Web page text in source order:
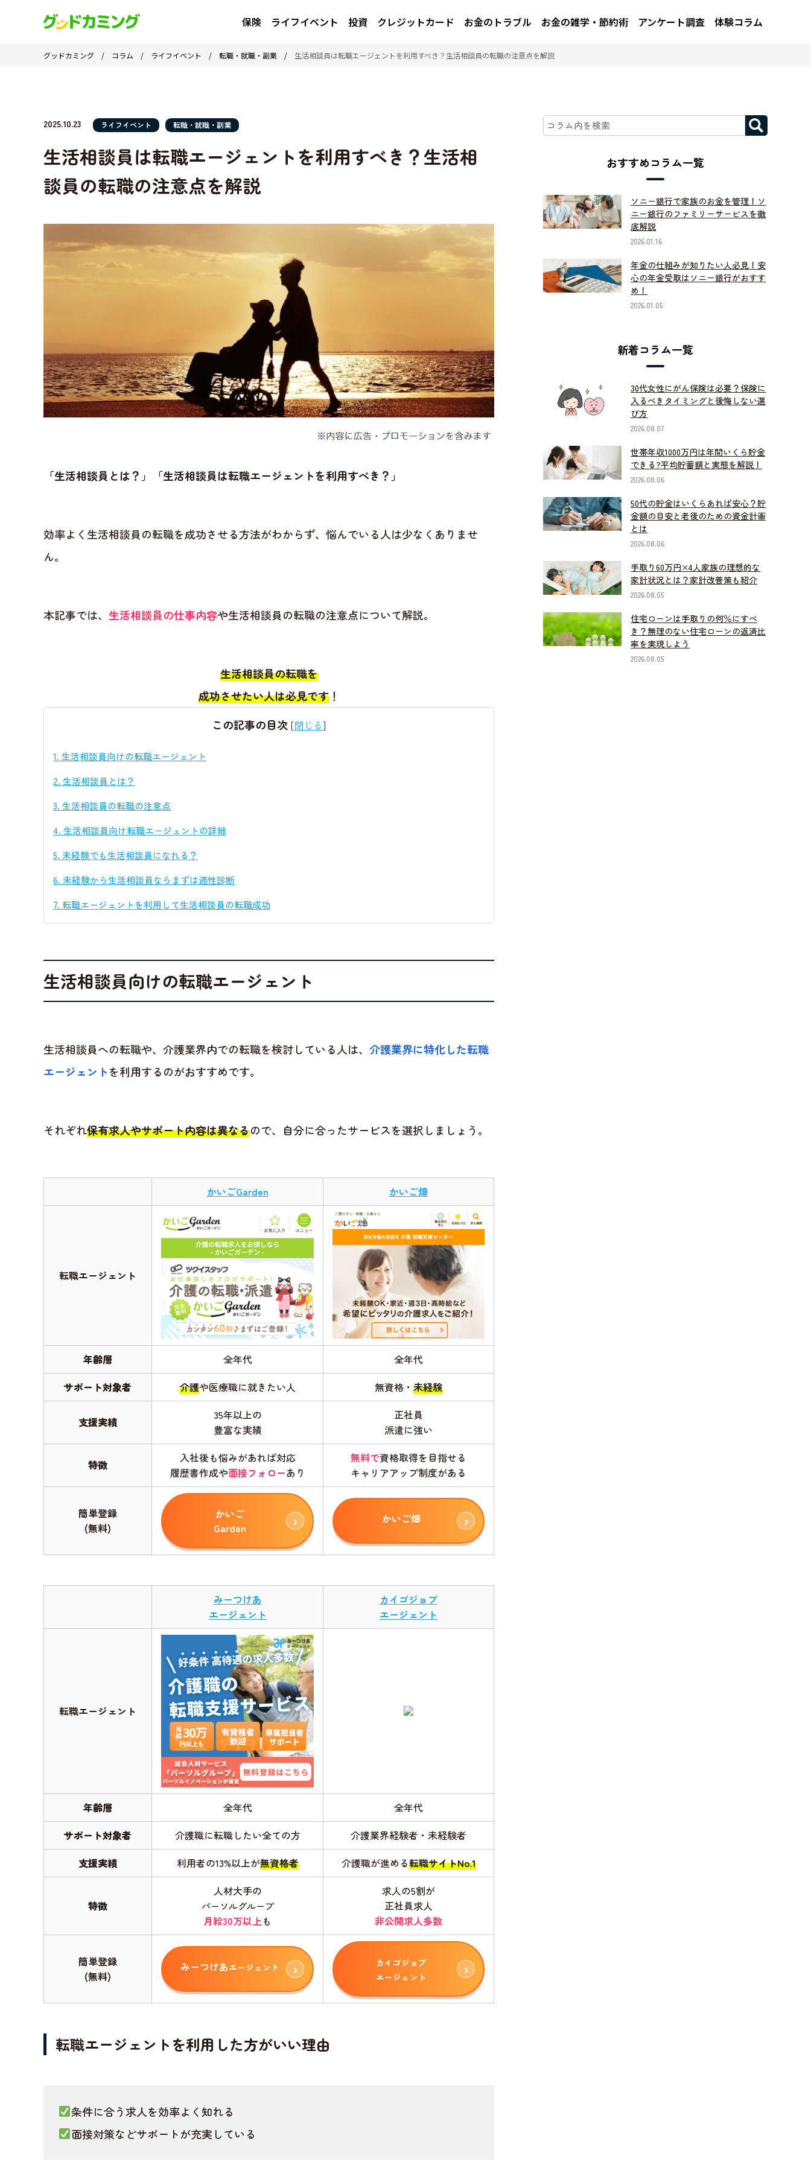
保険 ライフイベント 投資 クレジットカード お金のトラブル お金の雑学・節約術 アンケート調査 体験コラム
グッドカミング / コラム / ライフイベント / 転職・就職・副業 / 生活相談員は転職エージェントを利用すべき？生活相談員の転職の注意点を解説
2025.10.23 ライフイベント 転職・就職・副業
生活相談員は転職エージェントを利用すべき？生活相
談員の転職の注意点を解説
「生活相談員とは？」「生活相談員は転職エージェントを利用すべき？」
効率よく生活相談員の転職を成功させる方法がわからず、悩んでいる人は少なくありませ
ん。
本記事では、 生活相談員の仕事内容や生活相談員の転職の注意点について解説。
生活相談員の転職を
成功させたい人は必見です！
この記事の目次 [閉じる ]
1. 生活相談員向けの転職エージェント
2. 生活相談員とは？
3. 生活相談員の転職の注意点
4. 生活相談員向け転職エージェントの詳細
5. 未経験でも生活相談員になれる？
6. 未経験から生活相談員ならまずは適性診断
7. 転職エージェントを利用して生活相談員の転職成功
生活相談員向けの転職エージェント
生活相談員への転職や、介護業界内での転職を検討している人は、 介護業界に特化した転職
エージェントを利用するのがおすすめです。
それぞれ保有求人やサポート内容は異なるので、自分に合ったサービスを選択しましょう。
かいごGarden かいご畑
転職エージェント
年齢層 全年代
全年代
サポート対象者
介護や医療職に就きたい人 無資格・ 未経験
支援実績
35年以上の
豊富な実績
正社員
派遣に強い
特徴
入社後も悩みがあれば対応
履歴書作成や面接フォローあり
無料で資格取得を目指せる
キャリアアップ制度がある
簡単登録
(無料)
かいご
Garden
かいご畑
みーつけあ
エージェント
カイゴジョブ
エージェント
転職エージェント
年齢層 全年代
全年代
サポート対象者
介護職に転職したい全ての方
介護業界経験者・未経験者
支援実績
利用者の13%以上が無資格者 介護職が進める転職サイトNo.1
特徴
人材大手の
パーソルグループ
月給30万以上も
求人の5割が
正社員求人
非公開求人多数
簡単登録
(無料)
みーつけあエージェント
カイゴジョブ
エージェント
転職エージェントを利用した方がいい理由
条件に合う求人を効率よく知れる
面接対策などサポートが充実している
おすすめコラム一覧
ソニー銀行で家族のお金を管理！ソ
ニー銀行のファミリーサービスを徹
底解説
2026.01.16
年金の仕組みが知りたい人必見！安
心の年金受取はソニー銀行がおすす
め！
2026.01.05
新着コラム一覧
30代女性にがん保険は必要？保険に
入るべきタイミングと後悔しない選
び方
2026.08.07
世帯年収1000万円は年間いくら貯金
できる?平均貯蓄額と実態を解説！
2026.08.06
50代の貯金はいくらあれば安心？貯
金額の目安と老後のための資金計画
とは
2026.08.06
手取り60万円×4人家族の理想的な
家計状況とは？家計改善策も紹介
2026.08.05
住宅ローンは手取りの何％にすべ
き？無理のない住宅ローンの返済比
率を実現しよう
2026.08.05